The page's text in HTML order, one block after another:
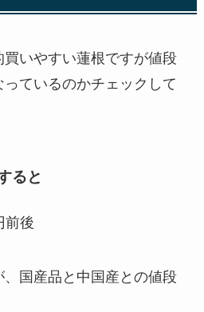
買いやすい蓮根ですが値段
ているのかチェックして
ると
前後
国産品と中国産との値段